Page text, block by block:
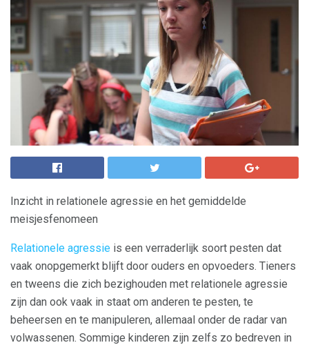
Inzicht in relationele agressie en het gemiddelde
meisjesfenomeen
Relationele agressie is een verraderlijk soort pesten dat
vaak onopgemerkt blijft door ouders en opvoeders. Tieners
en tweens die zich bezighouden met relationele agressie
zijn dan ook vaak in staat om anderen te pesten, te
beheersen en te manipuleren, allemaal onder de radar van
volwassenen. Sommige kinderen zijn zelfs zo bedreven in